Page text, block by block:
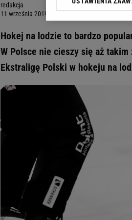
redakcja
11 września 2019, 13:42
Hokej na lodzie to bardzo
W Polsce nie cieszy się aż
Ekstraligę Polski w hokeju na
Klikając „Akceptuję”
odnośnik „Ustawienia
plików cookie możliwa
My, nasi Zaufani
Przechowywanie
badnie odbiorców i